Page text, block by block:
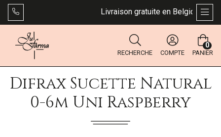
Livraison gratuite en Belgique dès
RECHERCHE COMPTE PANIER
0
Difrax Sucette Natural
0-6m Uni Raspberry